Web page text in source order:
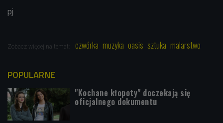
pj
Zobacz więcej na temat: czwórka muzyka oasis sztuka malarstwo
POPULARNE
"Kochane kłopoty" doczekają się
oficjalnego dokumentu